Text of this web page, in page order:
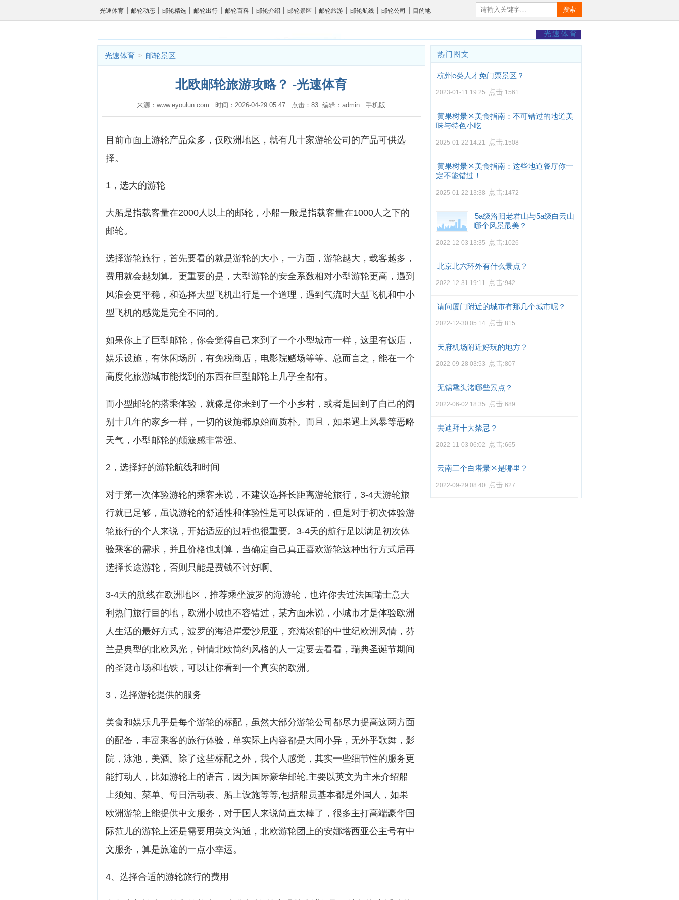
光速体育 | 邮轮动态 | 邮轮精选 | 邮轮出行 | 邮轮百科 | 邮轮介绍 | 邮轮景区 | 邮轮旅游 | 邮轮航线 | 邮轮公司 | 目的地 搜索
光速体育
光速体育 > 邮轮景区
北欧邮轮旅游攻略？ -光速体育
来源：www.eyoulun.com 时间：2026-04-29 05:47 点击：83 编辑：admin 手机版
目前市面上游轮产品众多，仅欧洲地区，就有几十家游轮公司的产品可供选
择。
1，选大的游轮
大船是指载客量在2000人以上的邮轮，小船一般是指载客量在1000人之下的
邮轮。
选择游轮旅行，首先要看的就是游轮的大小，一方面，游轮越大，载客越多，
费用就会越划算。更重要的是，大型游轮的安全系数相对小型游轮更高，遇到
风浪会更平稳，和选择大型飞机出行是一个道理，遇到气流时大型飞机和中小
型飞机的感觉是完全不同的。
如果你上了巨型邮轮，你会觉得自己来到了一个小型城市一样，这里有饭店，
娱乐设施，有休闲场所，有免税商店，电影院赌场等等。总而言之，能在一个
高度化旅游城市能找到的东西在巨型邮轮上几乎全都有。
而小型邮轮的搭乘体验，就像是你来到了一个小乡村，或者是回到了自己的阔
别十几年的家乡一样，一切的设施都原始而质朴。而且，如果遇上风暴等恶略
天气，小型邮轮的颠簸感非常强。
2，选择好的游轮航线和时间
对于第一次体验游轮的乘客来说，不建议选择长距离游轮旅行，3-4天游轮旅
行就已足够，虽说游轮的舒适性和体验性是可以保证的，但是对于初次体验游
轮旅行的个人来说，开始适应的过程也很重要。3-4天的航行足以满足初次体
验乘客的需求，并且价格也划算，当确定自己真正喜欢游轮这种出行方式后再
选择长途游轮，否则只能是费钱不讨好啊。
3-4天的航线在欧洲地区，推荐乘坐波罗的海游轮，也许你去过法国瑞士意大
利热门旅行目的地，欧洲小城也不容错过，某方面来说，小城市才是体验欧洲
人生活的最好方式，波罗的海沿岸爱沙尼亚，充满浓郁的中世纪欧洲风情，芬
兰是典型的北欧风光，钟情北欧简约风格的人一定要去看看，瑞典圣诞节期间
的圣诞市场和地铁，可以让你看到一个真实的欧洲。
3，选择游轮提供的服务
美食和娱乐几乎是每个游轮的标配，虽然大部分游轮公司都尽力提高这两方面
的配备，丰富乘客的旅行体验，单实际上内容都是大同小异，无外乎歌舞，影
院，泳池，美酒。除了这些标配之外，我个人感觉，其实一些细节性的服务更
能打动人，比如游轮上的语言，因为国际豪华邮轮,主要以英文为主来介绍船
上须知、菜单、每日活动表、船上设施等等,包括船员基本都是外国人，如果
欧洲游轮上能提供中文服务，对于国人来说简直太棒了，很多主打高端豪华国
际范儿的游轮上还是需要用英文沟通，北欧游轮团上的安娜塔西亚公主号有中
文服务，算是旅途的一点小幸运。
4、选择合适的游轮旅行的费用
热门图文
杭州e类人才免门票景区？
2023-01-11 19:25 点击:1561
黄果树景区美食指南：不可错过的地道美
味与特色小吃
2025-01-22 14:21 点击:1508
黄果树景区美食指南：这些地道餐厅你一
定不能错过！
2025-01-22 13:38 点击:1472
5a级洛阳老君山与5a级白云山
哪个风景最美？
2022-12-03 13:35 点击:1026
北京北六环外有什么景点？
2022-12-31 19:11 点击:942
请问厦门附近的城市有那几个城市呢？
2022-12-30 05:14 点击:815
天府机场附近好玩的地方？
2022-09-28 03:53 点击:807
无锡鼋头渚哪些景点？
2022-06-02 18:35 点击:689
去迪拜十大禁忌？
2022-11-03 06:02 点击:665
云南三个白塔景区是哪里？
2022-09-29 08:40 点击:627